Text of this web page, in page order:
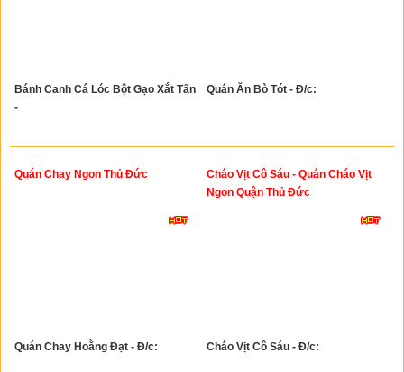
Bánh Canh Cá Lóc Bột Gạo Xắt Tấn
-
Quán Ăn Bò Tót - Đ/c:
Quán Chay Ngon Thủ Đức
Quán Chay Hoằng Đạt - Đ/c:
Cháo Vịt Cô Sáu - Quán Cháo Vịt
Ngon Quận Thủ Đức
Cháo Vịt Cô Sáu - Đ/c: